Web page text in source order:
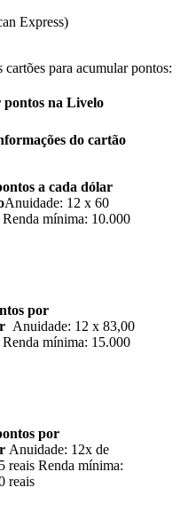
Express)
para acumular pontos:
na Livelo
do cartão
a cada dólar
Anuidade: 12 x 60
Renda mínima: 10.000
por
Anuidade: 12 x 83,00
Renda mínima: 15.000
por
Anuidade: 12x de
reais Renda mínima:
reais